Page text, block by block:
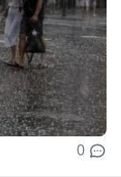
0